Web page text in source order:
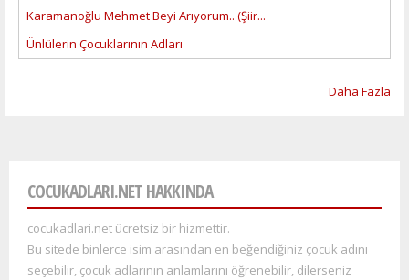
Karamanoğlu Mehmet Beyi Arıyorum.. (Şiir...
Ünlülerin Çocuklarının Adları
Daha Fazla
COCUKADLARI.NET HAKKINDA
cocukadlari.net ücretsiz bir hizmettir.
Bu sitede binlerce isim arasından en beğendiğiniz çocuk adını
seçebilir, çocuk adlarının anlamlarını öğrenebilir, dilerseniz